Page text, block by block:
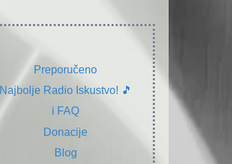
Preporučeno
Najbolje Radio Iskustvo! 🎵
ℹ️ FAQ
Donacije
Blog